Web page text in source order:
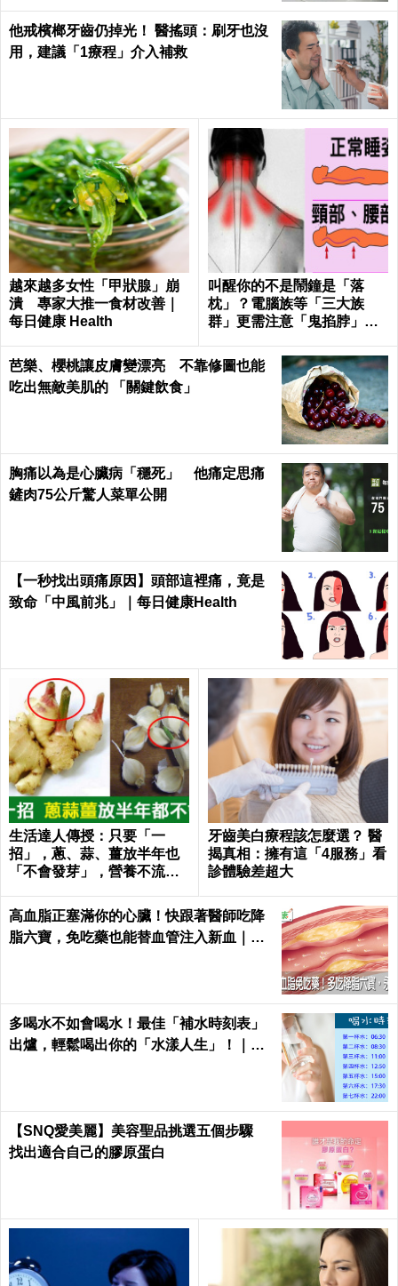
他戒檳榔牙齒仍掉光！ 醫搖頭：刷牙也沒
用，建議「1療程」介入補救
越來越多女性「甲狀腺」崩
潰 專家大推一食材改善｜
每日健康 Health
叫醒你的不是鬧鐘是「落
枕」？電腦族等「三大族
群」更需注意「鬼掐脖」！
芭樂、櫻桃讓皮膚變漂亮 不靠修圖也能
吃出無敵美肌的 「關鍵飲食」
胸痛以為是心臟病「穩死」 他痛定思痛
鏟肉75公斤驚人菜單公開
【一秒找出頭痛原因】頭部這裡痛，竟是
致命「中風前兆」｜每日健康Health
生活達人傳授：只要「一
招」，蔥、蒜、薑放半年也
「不會發芽」，營養不流
牙齒美白療程該怎麼選？ 醫
揭真相：擁有這「4服務」看
診體驗差超大
高血脂正塞滿你的心臟！快跟著醫師吃降
脂六寶，免吃藥也能替血管注入新血｜每
多喝水不如會喝水！最佳「補水時刻表」
出爐，輕鬆喝出你的「水漾人生」！｜每
【SNQ愛美麗】美容聖品挑選五個步驟
找出適合自己的膠原蛋白